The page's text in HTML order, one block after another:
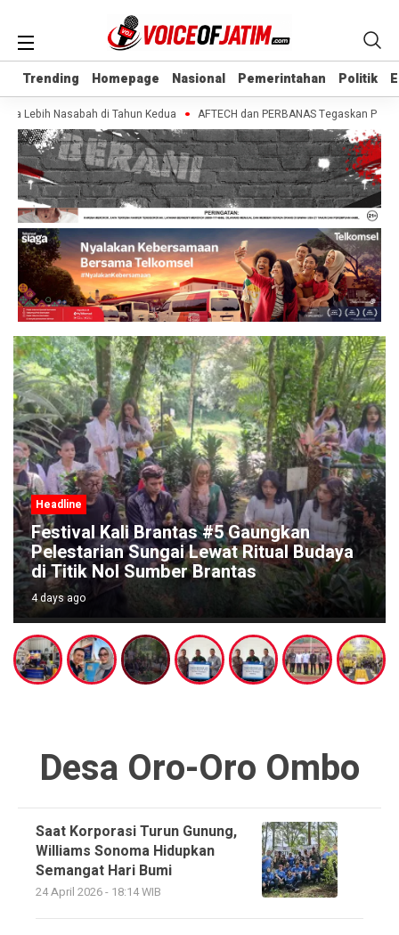
Trending Homepage Nasional Pemerintahan Politik
Trending Homepage Nasional Pemerintahan Politik
Lebih Nasabah di Tahun Kedua AFTECH dan PERBANAS Tegaskan
Headline
BRI Malang Kawi Salurkan TJSL Rp642
Juta, Fokus Perkuat Pendidikan dan
Renovasi Rumah Ibadah
4 days ago
Desa Oro-Oro Ombo
Saat Korporasi Turun Gunung,
Williams Sonoma Hidupkan
Semangat Hari Bumi
24 April 2026 - 18:14 WIB